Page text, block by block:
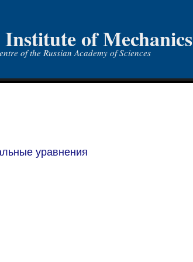
of Mechanics
of the Russian Academy of Sciences
уравнения